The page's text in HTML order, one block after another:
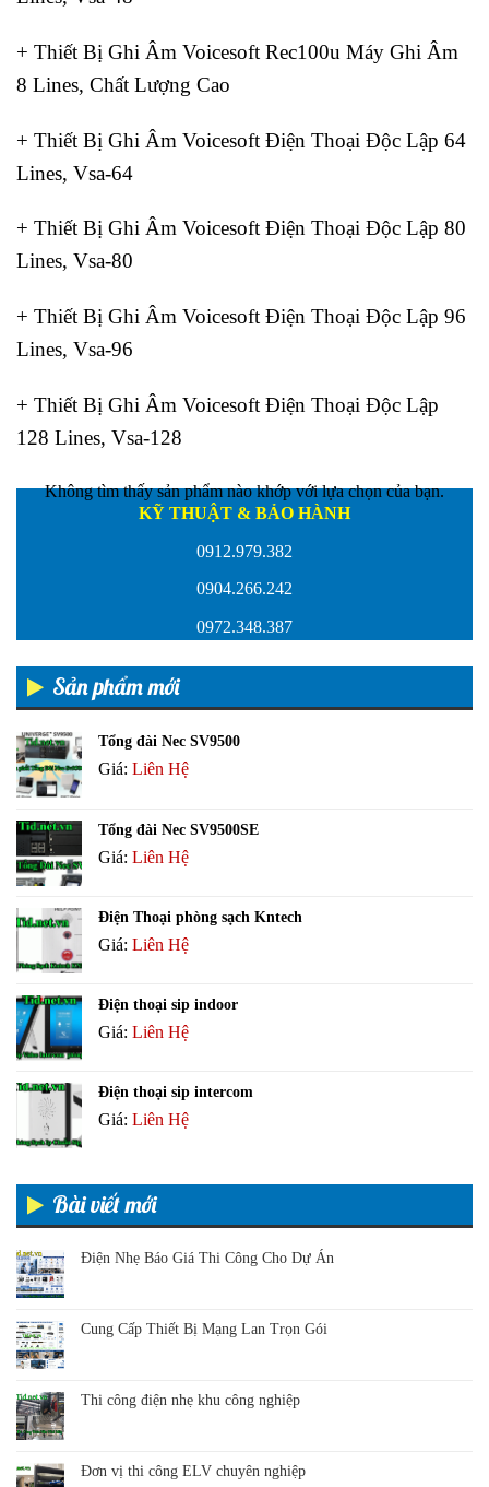
KỸ THUẬT & BẢO HÀNH
0912.979.382
0904.266.242
0972.348.387
Sản phẩm mới
Tổng đài Nec SV9500
Giá: Liên Hệ
Tổng đài Nec SV9500SE
Giá: Liên Hệ
Điện Thoại phòng sạch Kntech
Giá: Liên Hệ
Điện thoại sip indoor
Giá: Liên Hệ
Điện thoại sip intercom
Giá: Liên Hệ
Bài viết mới
Điện Nhẹ Báo Giá Thi Công Cho Dự Án
Cung Cấp Thiết Bị Mạng Lan Trọn Gói
Thi công điện nhẹ khu công nghiệp
Đơn vị thi công ELV chuyên nghiệp
+ Thiết Bị Ghi Âm Voicesoft Rec100u Máy Ghi Âm
8 Lines, Chất Lượng Cao
+ Thiết Bị Ghi Âm Voicesoft Điện Thoại Độc Lập 64
Lines, Vsa-64
+ Thiết Bị Ghi Âm Voicesoft Điện Thoại Độc Lập 80
Lines, Vsa-80
+ Thiết Bị Ghi Âm Voicesoft Điện Thoại Độc Lập 96
Lines, Vsa-96
+ Thiết Bị Ghi Âm Voicesoft Điện Thoại Độc Lập
128 Lines, Vsa-128
Không tìm thấy sản phẩm nào khớp với lựa chọn của bạn.